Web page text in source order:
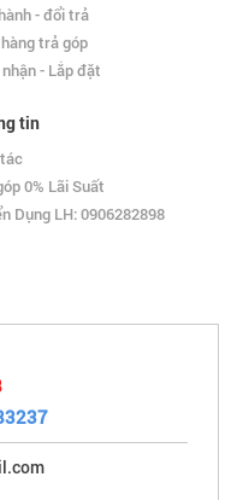
- đổi trả
trả góp
- Lắp đặt
tin
0% Lãi Suất
Dụng LH: 0906282898